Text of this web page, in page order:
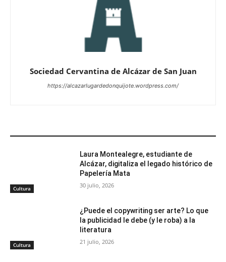
Sociedad Cervantina de Alcázar de San Juan
https://alcazarlugardedonquijote.wordpress.com/
Cultura
Laura Montealegre, estudiante de
Alcázar, digitaliza el legado histórico de
Papelería Mata
30 julio, 2026
Cultura
¿Puede el copywriting ser arte? Lo que
la publicidad le debe (y le roba) a la
literatura
21 julio, 2026